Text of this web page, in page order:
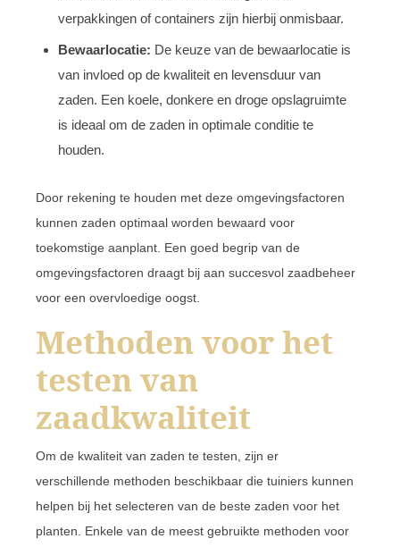
verpakkingen of containers zijn hierbij onmisbaar.
Bewaarlocatie: De keuze van de bewaarlocatie is
van invloed op de kwaliteit en levensduur van
zaden. Een koele, donkere en droge opslagruimte
is ideaal om de zaden in optimale conditie te
houden.
Door rekening te houden met deze omgevingsfactoren
kunnen zaden optimaal worden bewaard voor
toekomstige aanplant. Een goed begrip van de
omgevingsfactoren draagt bij aan succesvol zaadbeheer
voor een overvloedige oogst.
Methoden voor het
testen van
zaadkwaliteit
Om de kwaliteit van zaden te testen, zijn er
verschillende methoden beschikbaar die tuiniers kunnen
helpen bij het selecteren van de beste zaden voor het
planten. Enkele van de meest gebruikte methoden voor